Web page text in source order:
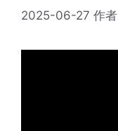
2025-06-27 作者